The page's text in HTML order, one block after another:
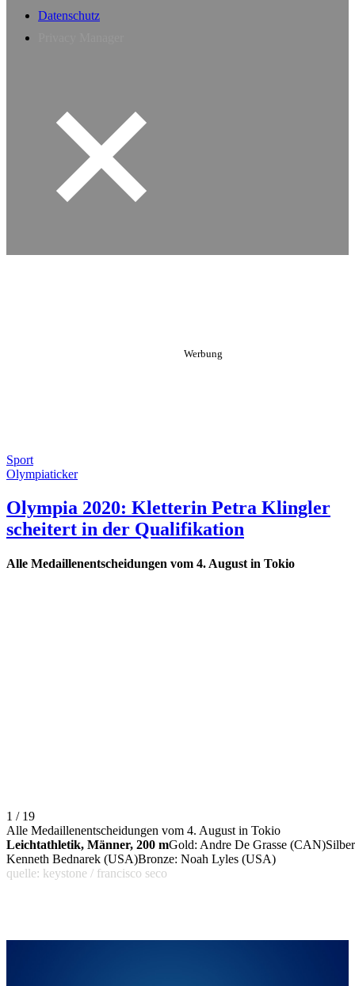
Datenschutz
Sport
Olympiaticker
Olympia 2020: Kletterin Petra Klingler
scheitert in der Qualifikation
Alle Medaillenentscheidungen vom 4. August in Tokio
1 / 19
Alle Medaillenentscheidungen vom 4. August in Tokio
Leichtathletik, Männer, 200 mGold: Andre De Grasse
Kenneth Bednarek (USA)Bronze: Noah Lyles (USA)
quelle: keystone / francisco seco